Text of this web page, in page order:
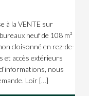
à la VENTE sur
neuf de 108 m²
cloisonné en rez-de-
et accès extérieurs
nous
Loir […]